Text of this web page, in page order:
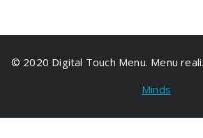
© 2020 Digital Touch Menu. Menu
Minds